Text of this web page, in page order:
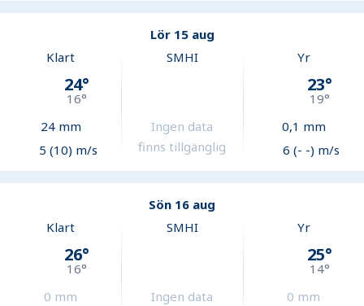
Lör 15 aug
Klart
24°
16°
24mm
5 (10) m/s
SMHI
Ingen data
finns tillgänglig
Yr
23°
19°
0,1 mm
6 (- -) m/s
Sön 16 aug
Klart
26°
16°
0 mm
SMHI
Ingen data
Yr
25°
14°
0 mm